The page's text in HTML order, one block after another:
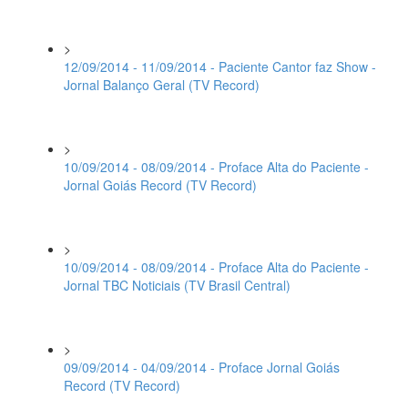
>
12/09/2014 - 11/09/2014 - Paciente Cantor faz Show -
Jornal Balanço Geral (TV Record)
>
10/09/2014 - 08/09/2014 - Proface Alta do Paciente -
Jornal Goiás Record (TV Record)
>
10/09/2014 - 08/09/2014 - Proface Alta do Paciente -
Jornal TBC Noticiais (TV Brasil Central)
>
09/09/2014 - 04/09/2014 - Proface Jornal Goiás
Record (TV Record)